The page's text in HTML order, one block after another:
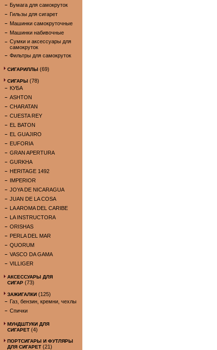
Бумага для самокруток
Гильзы для сигарет
Машинки самокруточные
Машинки набивочные
Сумки и аксессуары для
самокруток
Фильтры для самокруток
СИГАРИЛЛЫ (69)
СИГАРЫ (78)
КУБА
ASHTON
CHARATAN
CUESTA REY
EL BATON
EL GUAJIRO
EUFORIA
GRAN APERTURA
GURKHA
HERITAGE 1492
IMPERIOR
JOYA DE NICARAGUA
JUAN DE LA COSA
LA AROMA DEL CARIBE
LA INSTRUCTORA
ORISHAS
PERLA DEL MAR
QUORUM
VASCO DA GAMA
VILLIGER
АКСЕССУАРЫ ДЛЯ
СИГАР (73)
ЗАЖИГАЛКИ (125)
Газ, бензин, кремни, чехлы
Спички
МУНДШТУКИ ДЛЯ
СИГАРЕТ (4)
ПОРТСИГАРЫ И ФУТЛЯРЫ
ДЛЯ СИГАРЕТ (21)